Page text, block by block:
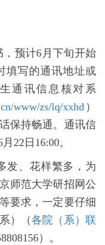
，预计6 月下旬开始
填写的通讯地址或
通讯信息核对 系
www/zs/lq/xxhd）
保持畅通。通讯信
月 22 日 16:00。
发、花样繁多，为
师范大学研招网公
要求，一定要仔细
）（各院（系）联
）。